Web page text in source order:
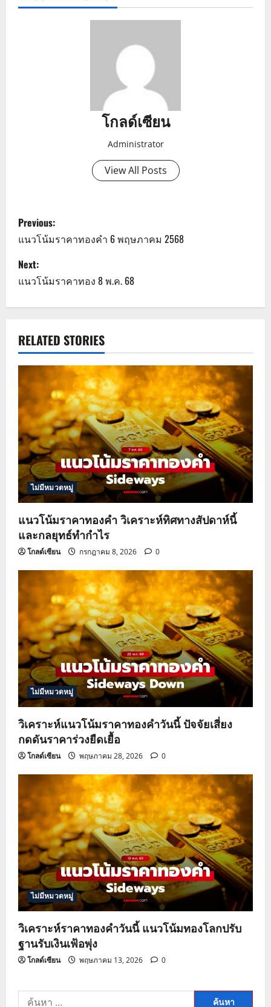
โกลด์เซียน
Administrator
View All Posts
P
o
s
t
a
v
i
g
a
t
i
o
n
Previous:
แนวโน้มราคาทองคำ 6 พฤษภาคม 2568
Next:
แนวโน้มราคาทอง 8 พ.ค. 68
RELATED STORIES
ไม่มีหมวดหมู่
แนวโน้มราคาทองคำ วิเคราะห์ทิศทางสัปดาห์นี้
และกลยุทธ์ทำกำไร
โกลด์เซียน กรกฎาคม 8, 2026 0
ไม่มีหมวดหมู่
วิเคราะห์แนวโน้มราคาทองคำวันนี้ ปัจจัยเสี่ยง
กดดันราคาร่วงยืดเยื้อ
โกลด์เซียน พฤษภาคม 28, 2026 0
ไม่มีหมวดหมู่
วิเคราะห์ราคาทองคำวันนี้ แนวโน้มทองโลกปรับ
ฐานรับเงินเฟ้อพุ่ง
โกลด์เซียน พฤษภาคม 13, 2026 0
ค้นหา